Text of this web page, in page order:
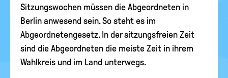
Sitzungswochen müssen die Abgeordneten in
Berlin anwesend sein. So steht es im
Abgeordnetengesetz. In der sitzungsfreien Zeit
sind die Abgeordneten die meiste Zeit in ihrem
Wahlkreis und im Land unterwegs.